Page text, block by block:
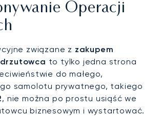
Operacji
związane z zakupem
to tylko jedna strona
do małego,
samolotu prywatnego, takiego
, nie można po prostu usiąść we
biznesowym i wystartować.